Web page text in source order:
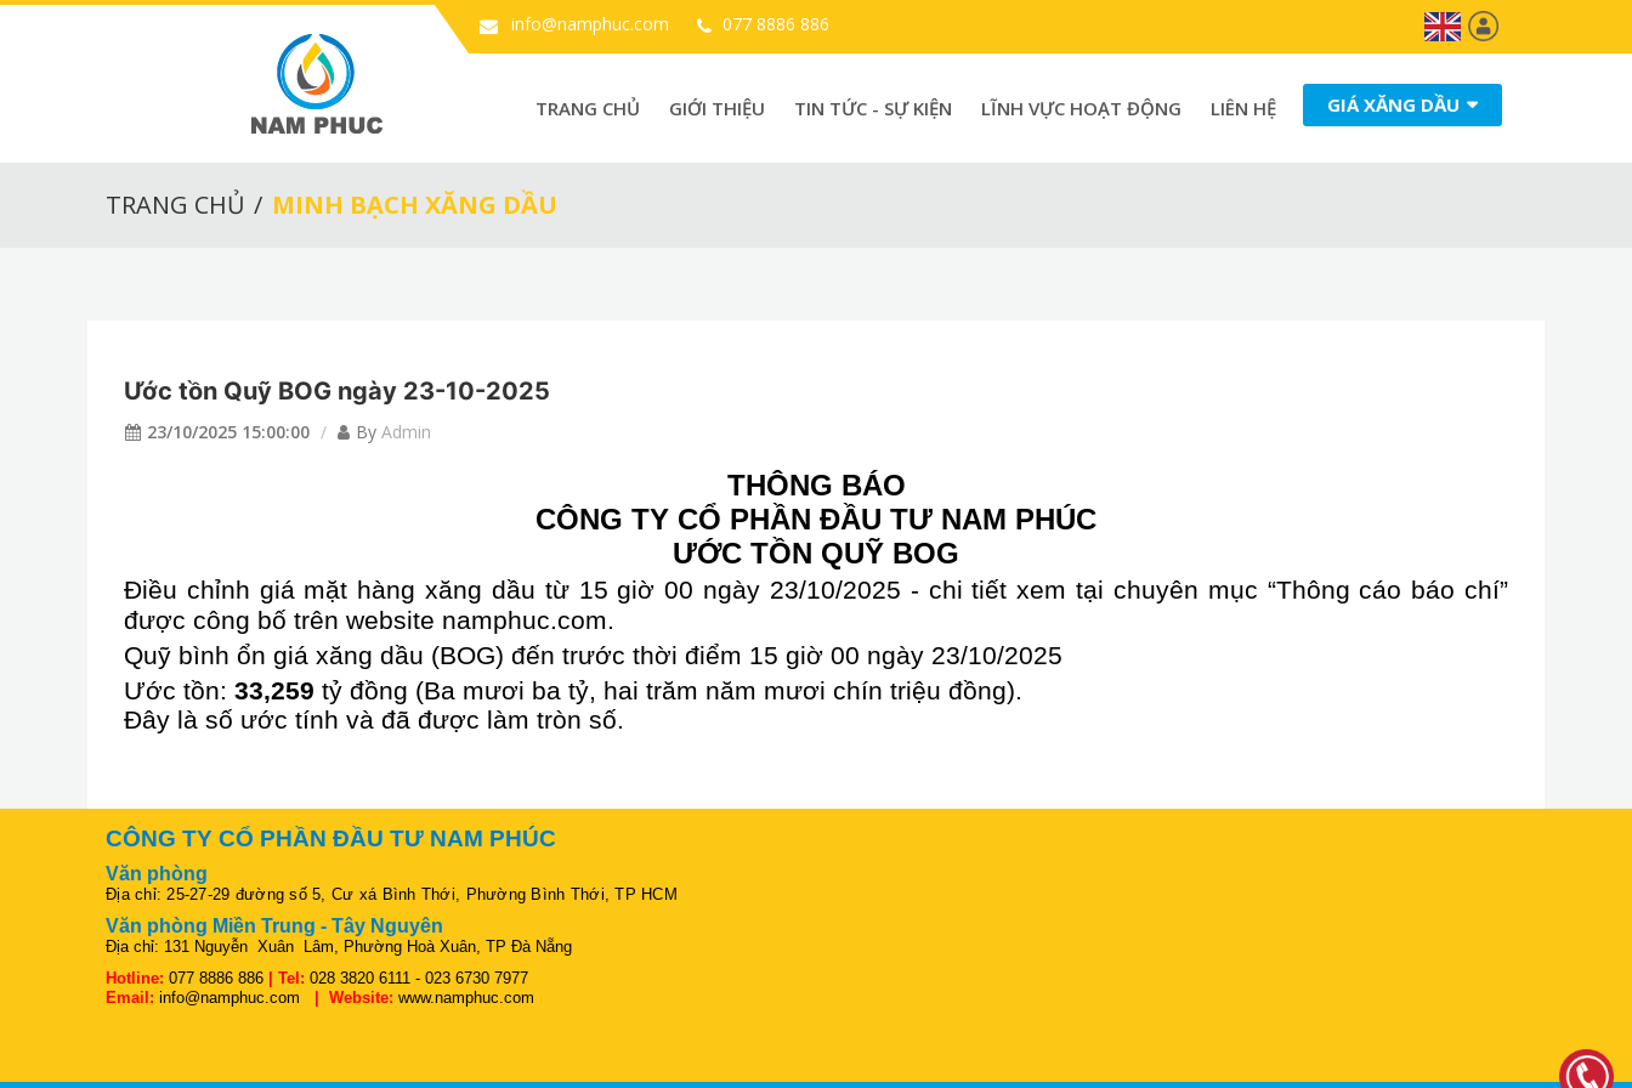
info@namphuc.com 077 8886 886
GIÁ XĂNG DẦU
TRANG CHỦ GIỚI THIỆU TIN TỨC - SỰ KIỆN LĨNH VỰC HOẠT ĐỘNG LIÊN HỆ
TRANG CHỦ MINH BẠCH XĂNG DẦU
Ước tồn Quỹ BOG ngày 23-10-2025
23/10/2025 15:00:00 By Admin
THÔNG BÁO
CÔNG TY CỔ PHẦN ĐẦU TƯ NAM PHÚC
ƯỚC TỒN QUỸ BOG
Điều chỉnh giá mặt hàng xăng dầu từ 15 giờ 00 ngày 23/10/2025 - chi tiết xem tại chuyên mục “Thông cáo báo chí”
được công bố trên website namphuc.com.
Quỹ bình ổn giá xăng dầu (BOG) đến trước thời điểm 15 giờ 00 ngày 23/10/2025
Ước tồn: 33,259 tỷ đồng (Ba mươi ba tỷ, hai trăm năm mươi chín triệu đồng).
Đây là số ước tính và đã được làm tròn số.
CÔNG TY CỔ PHẦN ĐẦU TƯ NAM PHÚC
Văn phòng
Địa chỉ: 25-27-29 đường số 5, Cư xá Bình Thới, Phường Bình Thới, TP HCM
Văn phòng Miền Trung - Tây Nguyên
Địa chỉ: 131 Nguyễn Xuân Lâm, Phường Hoà Xuân, TP Đà Nẵng
Hotline: 077 8886 886 | Tel: 028 3820 6111 - 023 6730 7977
Email: info@namphuc.com | Website: www.namphuc.com